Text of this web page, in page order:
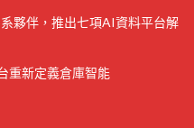
夥伴，推出七項AI資料平台解
重新定義倉庫智能